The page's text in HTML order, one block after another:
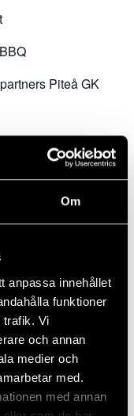
Om
anpassa innehållet
funktioner
trafik. Vi
och annan
medier och
med.
med annan
Piteå GK
/ Brasa BBQ